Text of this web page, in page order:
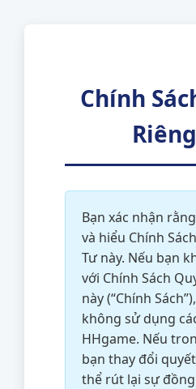
Chính
Bạn xác nhận
và hiểu Chính
Tư này. Nếu bạn
với Chính Sách
này (“Chính
không sử dụng
HHgame. Nếu
bạn thay đổi
thể rút lại sự